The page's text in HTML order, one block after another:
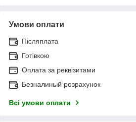
Умови оплати
Післяплата
Готівкою
Оплата за реквізитами
Безналиный розрахунок
Всі умови оплати